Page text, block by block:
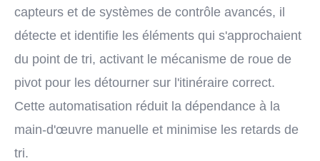
capteurs et de systèmes de contrôle avancés, il
détecte et identifie les éléments qui s'approchaient
du point de tri, activant le mécanisme de roue de
pivot pour les détourner sur l'itinéraire correct.
Cette automatisation réduit la dépendance à la
main-d'œuvre manuelle et minimise les retards de
tri.